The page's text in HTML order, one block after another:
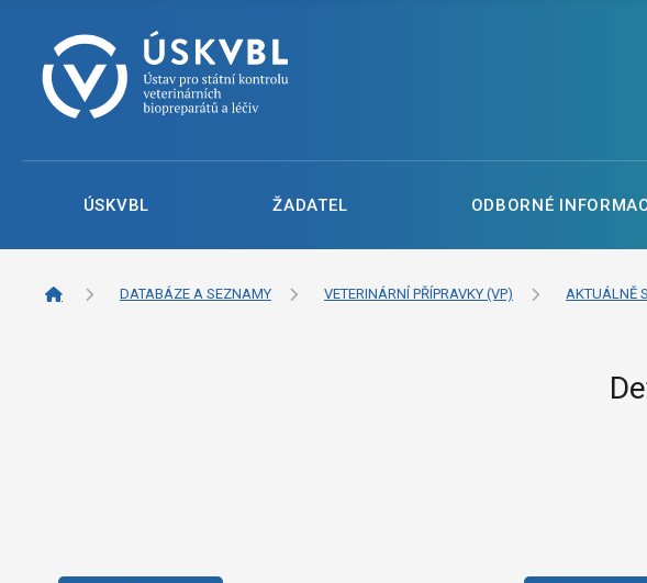
ÚSKVBL ŽADATEL ODBORNÉ
DATABÁZE A SEZNAMY VETERINÁRNÍ PŘÍPRAVKY (VP) AKTUÁLNĚ